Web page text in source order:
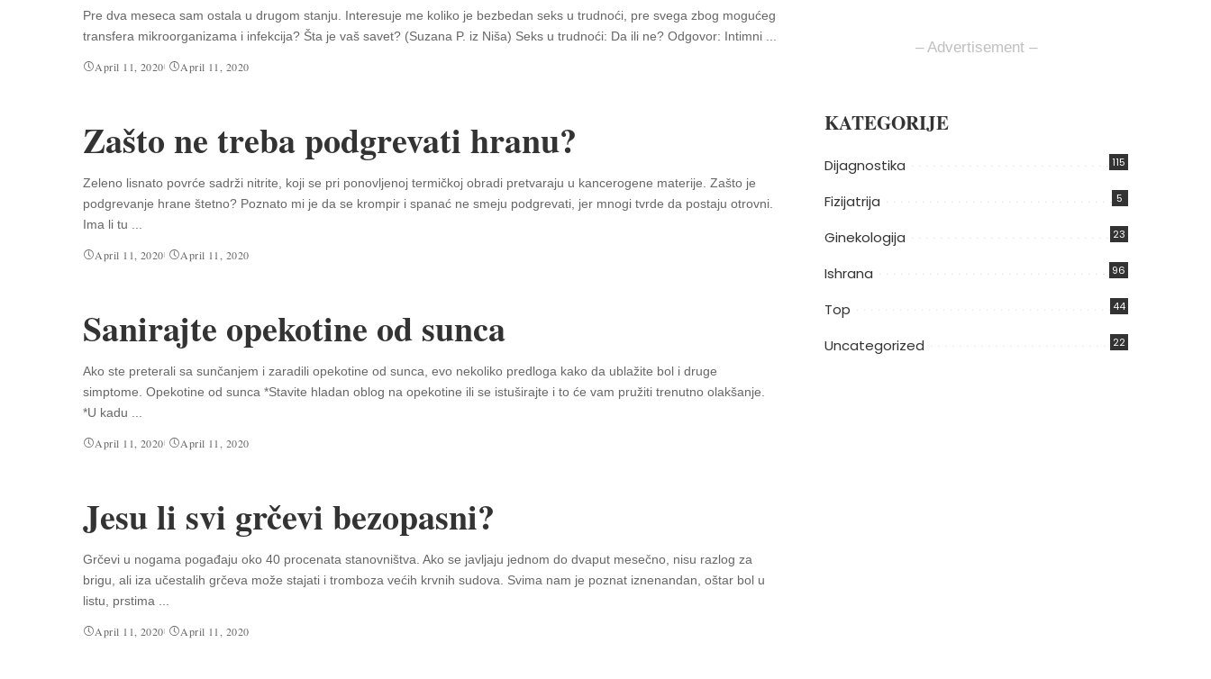
Pre dva meseca sam ostala u drugom stanju. Interesuje me koliko je bezbedan seks u trudnoći, pre svega zbog mogućeg
transfera mikroorganizama i infekcija? Šta je vaš savet? (Suzana P. iz Niša) Seks u trudnoći: Da ili ne? Odgovor: Intimni
April 11, 2020 April 11, 2020
Zašto ne treba podgrevati hranu?
Zeleno lisnato povrće sadrži nitrite, koji se pri ponovljenoj termičkoj obradi pretvaraju u kancerogene materije. Zašto je
podgrevanje hrane štetno? Poznato mi je da se krompir i spanać ne smeju podgrevati, jer mnogi tvrde da postaju otrovni.
Ima li tu
April 11, 2020 April 11, 2020
Sanirajte opekotine od sunca
Ako ste preterali sa sunčanjem i zaradili opekotine od sunca, evo nekoliko predloga kako da ublažite bol i druge
simptome. Opekotine od sunca *Stavite hladan oblog na opekotine ili se istuširajte i to će vam pružiti trenutno olakšanje.
*U kadu
April 11, 2020 April 11, 2020
Jesu li svi grčevi bezopasni?
Grčevi u nogama pogađaju oko 40 procenata stanovništva. Ako se javljaju jednom do dvaput mesečno, nisu razlog za
brigu, ali iza učestalih grčeva može stajati i tromboza većih krvnih sudova. Svima nam je poznat iznenandan, oštar bol u
listu, prstima
April 11, 2020 April 11, 2020
– Advertisement –
KATEGORIJE
Dijagnostika 115
Fizijatrija 5
Ginekologija 23
Ishrana 96
Top 44
Uncategorized 22